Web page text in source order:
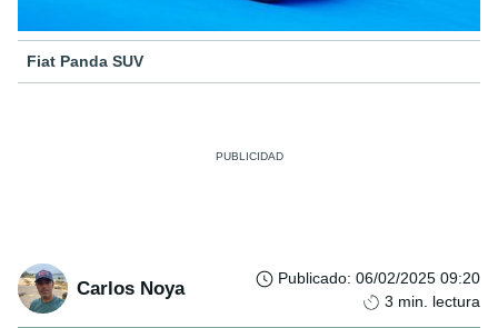
Fiat Panda SUV
Carlos Noya Publicado: 06/02/2025 09:20
3 min. lectura